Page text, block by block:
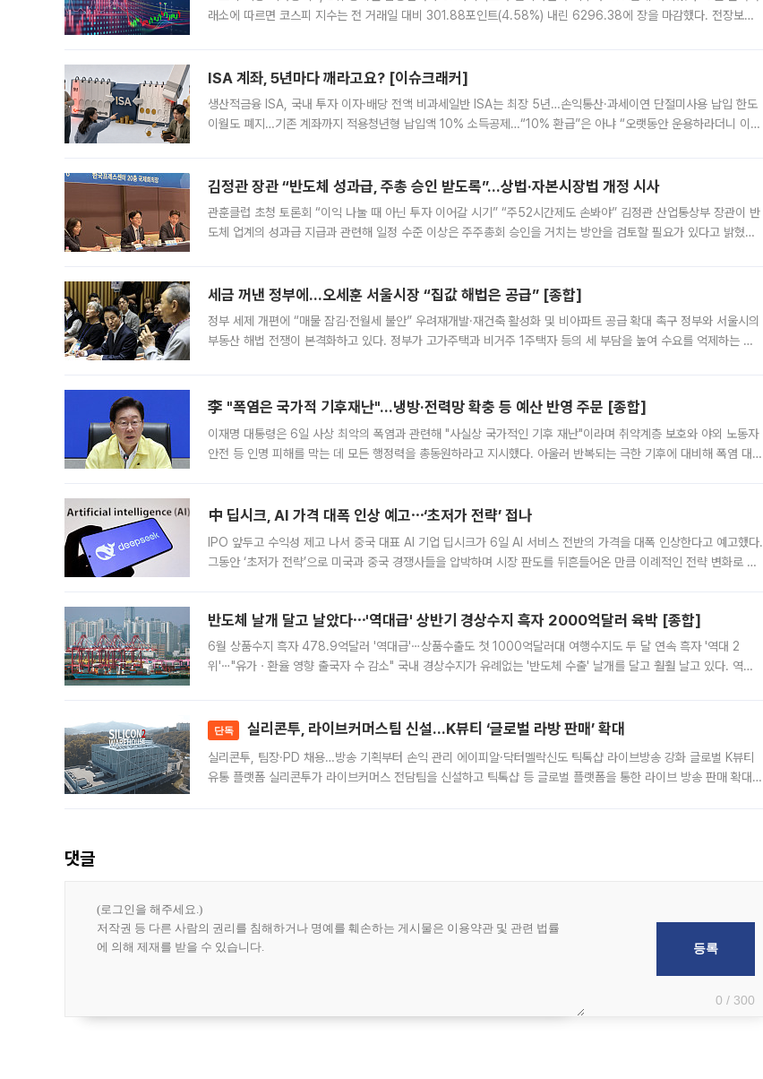
래소에 따르면 코스피 지수는 전 거래일 대비 301.88포인트(4.58%) 내린 6296.38에 장을 마감했다. 전장보다
ISA 계좌, 5년마다 깨라고요? [이슈크래커]
생산적금융 ISA, 국내 투자 이자·배당 전액 비과세일반 ISA는 최장 5년…손익통산·과세이연 단절미사용 납입 한도
이월도 폐지…기존 계좌까지 적용청년형 납입액 10% 소득공제…“10% 환급”은 아냐 “오랫동안 운용하라더니 이제
김정관 장관 “반도체 성과급, 주총 승인 받도록”…상법·자본시장법 개정 시사
관훈클럽 초청 토론회 “이익 나눌 때 아닌 투자 이어갈 시기” “주52시간제도 손봐야” 김정관 산업통상부 장관이 반
도체 업계의 성과급 지급과 관련해 일정 수준 이상은 주주총회 승인을 거치는 방안을 검토할 필요가 있다고 밝혔다.
세금 꺼낸 정부에…오세훈 서울시장 “집값 해법은 공급” [종합]
정부 세제 개편에 “매물 잠김·전월세 불안” 우려재개발·재건축 활성화 및 비아파트 공급 확대 촉구 정부와 서울시의
부동산 해법 전쟁이 본격화하고 있다. 정부가 고가주택과 비거주 1주택자 등의 세 부담을 높여 수요를 억제하는 카
李 "폭염은 국가적 기후재난"…냉방·전력망 확충 등 예산 반영 주문 [종합]
이재명 대통령은 6일 사상 최악의 폭염과 관련해 "사실상 국가적인 기후 재난"이라며 취약계층 보호와 야외 노동자
안전 등 인명 피해를 막는 데 모든 행정력을 총동원하라고 지시했다. 아울러 반복되는 극한 기후에 대비해 폭염 대응
中 딥시크, AI 가격 대폭 인상 예고⋯‘초저가 전략’ 접나
IPO 앞두고 수익성 제고 나서 중국 대표 AI 기업 딥시크가 6일 AI 서비스 전반의 가격을 대폭 인상한다고 예고했다.
그동안 ‘초저가 전략’으로 미국과 중국 경쟁사들을 압박하며 시장 판도를 뒤흔들어온 만큼 이례적인 전략 변화로 평
반도체 날개 달고 날았다⋯'역대급' 상반기 경상수지 흑자 2000억달러 육박 [종합]
6월 상품수지 흑자 478.9억달러 '역대급'⋯상품수출도 첫 1000억달러대 여행수지도 두 달 연속 흑자 '역대 2
위'⋯"유가ㆍ환율 영향 출국자 수 감소" 국내 경상수지가 유례없는 '반도체 수출' 날개를 달고 훨훨 날고 있다. 역대
단독 실리콘투, 라이브커머스팀 신설…K뷰티 ‘글로벌 라방 판매’ 확대
실리콘투, 팀장·PD 채용…방송 기획부터 손익 관리 에이피알·닥터멜락신도 틱톡샵 라이브방송 강화 글로벌 K뷰티
유통 플랫폼 실리콘투가 라이브커머스 전담팀을 신설하고 틱톡샵 등 글로벌 플랫폼을 통한 라이브 방송 판매 확대에
댓글
0 / 300